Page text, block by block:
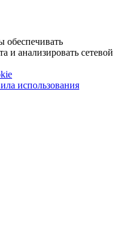
и анализировать сетевой
использования